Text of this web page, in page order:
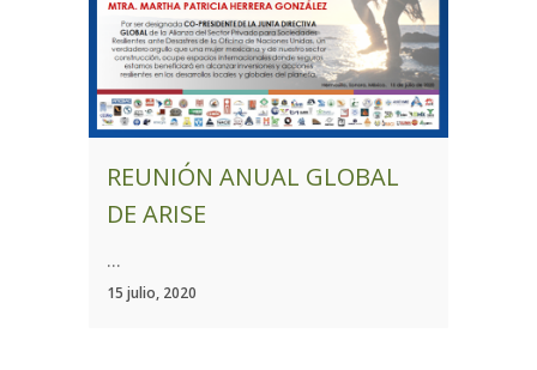
REUNIÓN ANUAL GLOBAL
DE ARISE
...
15 julio, 2020